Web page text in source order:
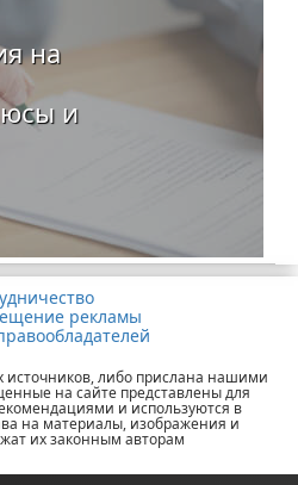
на
и
рекламы
источников, либо прислана нашими
на сайте представлены для
и используются в
на материалы, изображения и
их законным авторам